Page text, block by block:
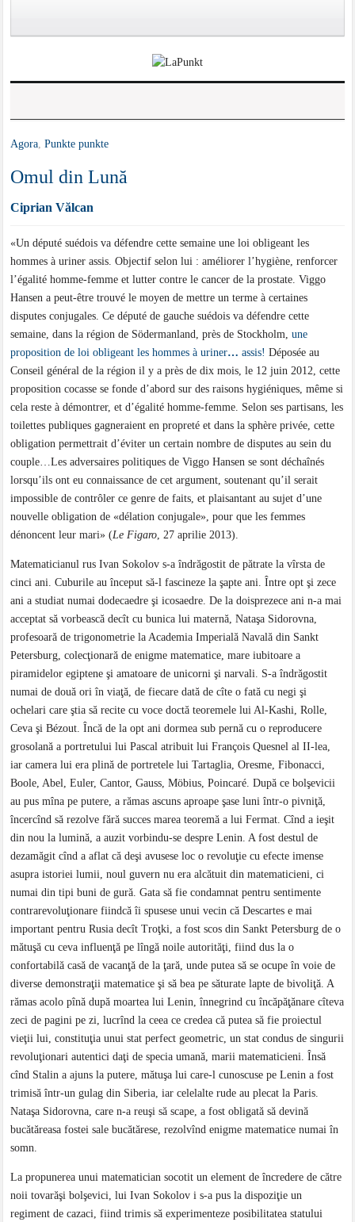
Agora,Punkte punkte
Omul din Lună
Ciprian Vălcan
«Un député suédois va défendre cette semaine une loi obligeant les
hommes à uriner assis. Objectif selon lui : améliorer l’hygiène, renforcer
l’égalité homme-femme et lutter contre le cancer de la prostate. Viggo
Hansen a peut-être trouvé le moyen de mettre un terme à certaines
disputes conjugales. Ce député de gauche suédois va défendre cette
semaine, dans la région de Södermanland, près de Stockholm,une
proposition de loi obligeant les hommes à uriner…assis! Déposée au
Conseil général de la région il y a près de dix mois, le 12 juin 2012, cette
proposition cocasse se fonde d’abord sur des raisons hygiéniques, même si
cela reste à démontrer, et d’égalité homme-femme. Selon ses partisans, les
toilettes publiques gagneraient en propreté et dans la sphère privée, cette
obligation permettrait d’éviter un certain nombre de disputes au sein du
couple…Les adversaires politiques de Viggo Hansen se sont déchaînés
lorsqu’ils ont eu connaissance de cet argument, soutenant qu’il serait
impossible de contrôler ce genre de faits, et plaisantant au sujet d’une
nouvelle obligation de «délation conjugale», pour que les femmes
dénoncent leur mari» (Le Figaro, 27 aprilie 2013).
Matematicianul rus Ivan Sokolov s-a îndrăgostit de pătrate la vîrsta de
cinci ani. Cuburile au început să-l fascineze la şapte ani. Între opt şi zece
ani a studiat numai dodecaedre şi icosaedre. De la doisprezece ani n-a mai
acceptat să vorbească decît cu bunica lui maternă, Nataşa Sidorovna,
profesoară de trigonometrie la Academia Imperială Navală din Sankt
Petersburg, colecţionară de enigme matematice, mare iubitoare a
piramidelor egiptene şi amatoare de unicorni şi narvali. S-a îndrăgostit
numai de două ori în viaţă, de fiecare dată de cîte o fată cu negi şi
ochelari care ştia să recite cu voce doctă teoremele lui Al-Kashi, Rolle,
Ceva şi Bézout. Încă de la opt ani dormea sub pernă cu o reproducere
grosolană a portretului lui Pascal atribuit lui François Quesnel al II-lea,
iar camera lui era plină de portretele lui Tartaglia, Oresme, Fibonacci,
Boole, Abel, Euler, Cantor, Gauss, Möbius, Poincaré. După ce bolşevicii
au pus mîna pe putere, a rămas ascuns aproape şase luni într-o pivniţă,
încercînd să rezolve fără succes marea teoremă a lui Fermat. Cînd a ieşit
din nou la lumină, a auzit vorbindu-se despre Lenin. A fost destul de
dezamăgit cînd a aflat că deşi avusese loc o revoluţie cu efecte imense
asupra istoriei lumii, noul guvern nu era alcătuit din matematicieni, ci
numai din tipi buni de gură. Gata să fie condamnat pentru sentimente
contrarevoluţionare fiindcă îi spusese unui vecin că Descartes e mai
important pentru Rusia decît Troţki, a fost scos din Sankt Petersburg de o
mătuşă cu ceva influenţă pe lîngă noile autorităţi, fiind dus la o
confortabilă casă de vacanţă de la ţară, unde putea să se ocupe în voie de
diverse demonstraţii matematice şi să bea pe săturate lapte de bivoliţă. A
rămas acolo pînă după moartea lui Lenin, înnegrind cu încăpăţănare cîteva
zeci de pagini pe zi, lucrînd la ceea ce credea că putea să fie proiectul
vieţii lui, constituţia unui stat perfect geometric, un stat condus de singurii
revoluţionari autentici daţi de specia umană, marii matematicieni. Însă
cînd Stalin a ajuns la putere, mătuşa lui care-l cunoscuse pe Lenin a fost
trimisă într-un gulag din Siberia, iar celelalte rude au plecat la Paris.
Nataşa Sidorovna, care n-a reuşi să scape, a fost obligată să devină
bucătăreasa fostei sale bucătărese, rezolvînd enigme matematice numai în
somn.
La propunerea unui matematician socotit un element de încredere de către
noii tovarăşi bolşevici, lui Ivan Sokolov i s-a pus la dispoziţie un
regiment de cazaci, fiind trimis să experimenteze posibilitatea statului